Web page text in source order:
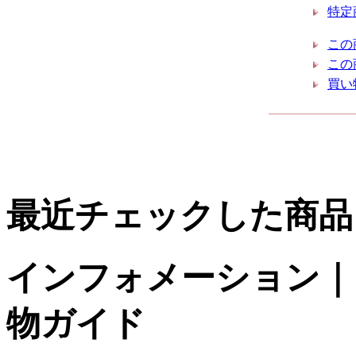
特定
こ
こ
買い
最近チェックした商品
インフォメーション
物ガイド